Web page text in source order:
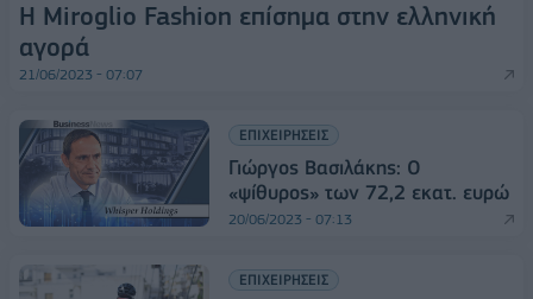
H Miroglio Fashion επίσημα στην ελληνική
αγορά
21/06/2023 - 07:07
ΕΠΙΧΕΙΡΗΣΕΙΣ
Γιώργος Βασιλάκης: Ο
«ψίθυρος» των 72,2 εκατ. ευρώ
20/06/2023 - 07:13
ΕΠΙΧΕΙΡΗΣΕΙΣ